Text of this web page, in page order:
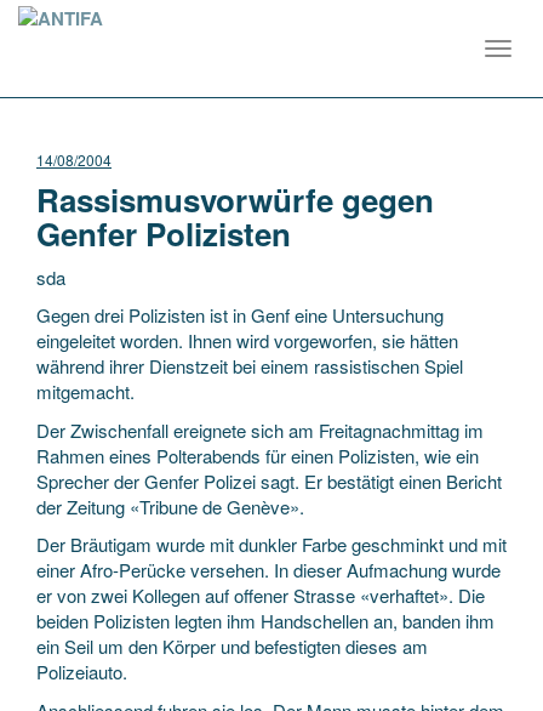
14/08/2004
Rassismusvorwürfe gegen
Genfer Polizisten
sda
Gegen drei Polizisten ist in Genf eine Untersuchung
eingeleitet worden. Ihnen wird vorgeworfen, sie hätten
während ihrer Dienstzeit bei einem rassistischen Spiel
mitgemacht.
Der Zwischenfall ereignete sich am Freitagnachmittag im
Rahmen eines Polterabends füreinen Polizisten, wie ein
Sprecher der Genfer Polizei sagt. Er bestätigt einen Bericht
der Zeitung «Tribune de Genève».
Der Bräutigam wurde mit dunkler Farbe geschminkt und mit
einer Afro-Perücke versehen. In dieser Aufmachung wurde
er von zwei Kollegen auf offener Strasse «verhaftet». Die
beiden Polizisten legten ihm Handschellen an, banden ihm
ein Seil um den Körper und befestigten dieses am
Polizeiauto.